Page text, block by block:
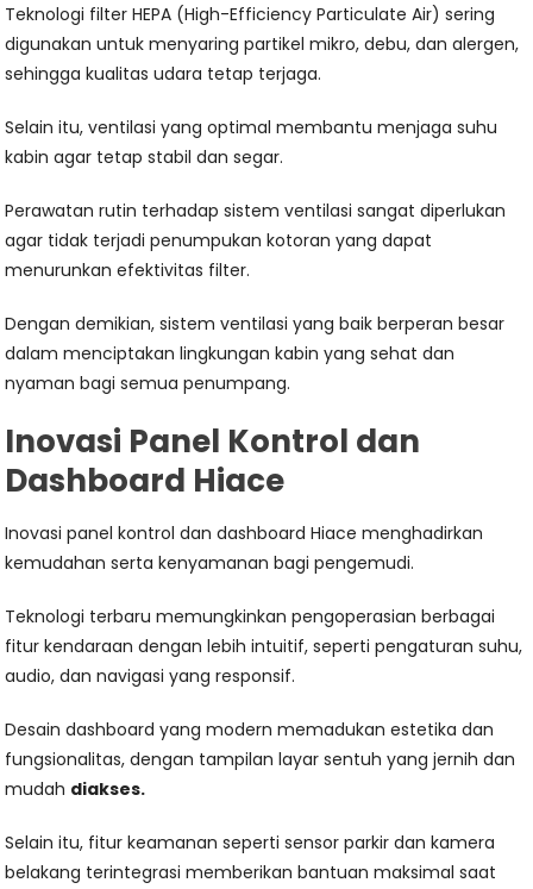
Teknologi filter HEPA (High-Efficiency Particulate Air) sering
digunakan untuk menyaring partikel mikro, debu, dan alergen,
sehingga kualitas udara tetap terjaga.
Selain itu, ventilasi yang optimal membantu menjaga suhu
kabin agar tetap stabil dan segar.
Perawatan rutin terhadap sistem ventilasi sangat diperlukan
agar tidak terjadi penumpukan kotoran yang dapat
menurunkan efektivitas filter.
Dengan demikian, sistem ventilasi yang baik berperan besar
dalam menciptakan lingkungan kabin yang sehat dan
nyaman bagi semua penumpang.
Inovasi Panel Kontrol dan
Dashboard Hiace
Inovasi panel kontrol dan dashboard Hiace menghadirkan
kemudahan serta kenyamanan bagi pengemudi.
Teknologi terbaru memungkinkan pengoperasian berbagai
fitur kendaraan dengan lebih intuitif, seperti pengaturan suhu,
audio, dan navigasi yang responsif.
Desain dashboard yang modern memadukan estetika dan
fungsionalitas, dengan tampilan layar sentuh yang jernih dan
mudah diakses.
Selain itu, fitur keamanan seperti sensor parkir dan kamera
belakang terintegrasi memberikan bantuan maksimal saat